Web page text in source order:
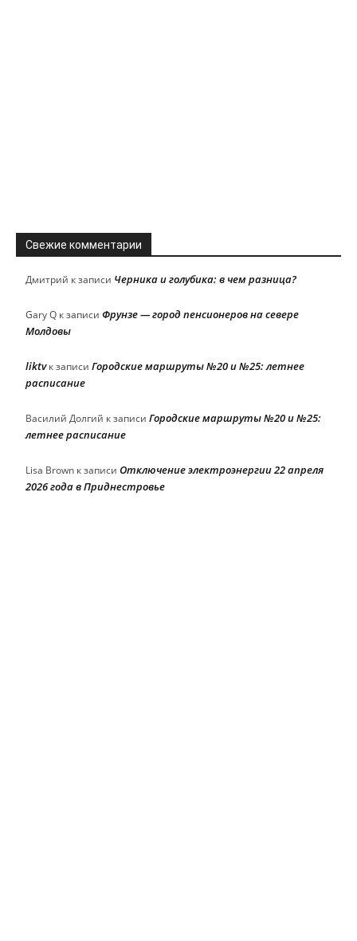
Свежие комментарии
Дмитрий к записи Черника и голубика: в чем разница?
Gary Q к записи Фрунзе — город пенсионеров на севере
Молдовы
liktvк записи Городские маршруты №20 и №25: летнее
расписание
Василий Долгий к записи Городские маршруты №20 и №25:
летнее расписание
Lisa Brown к записи Отключение электроэнергии 22 апреля
2026 года в Приднестровье